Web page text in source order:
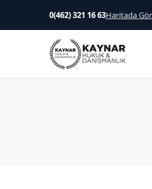
0(462) 321 16 63Haritada Gör